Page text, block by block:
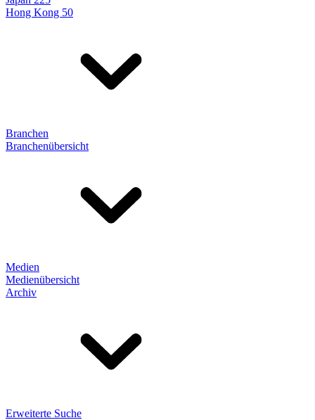
Hong Kong 50
Branchen
Branchenübersicht
Medien
Medienübersicht
Archiv
Erweiterte Suche